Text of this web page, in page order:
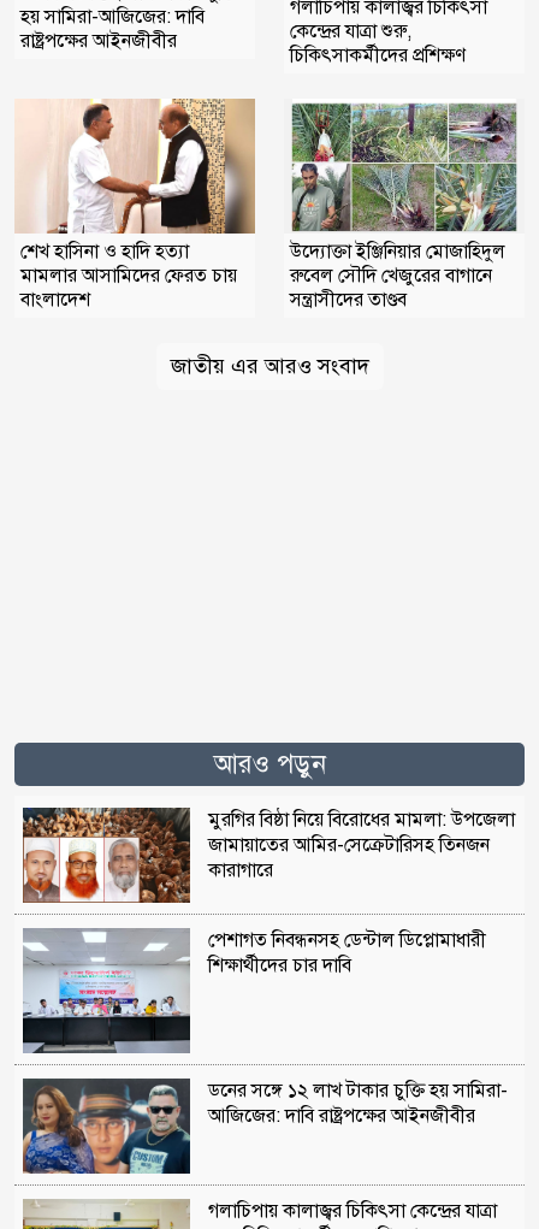
হয় সামিরা-আজিজের: দাবি
রাষ্ট্রপক্ষের আইনজীবীর
গলাচিপায় কালাজ্বর চিকিৎসা
কেন্দ্রের যাত্রা শুরু,
চিকিৎসাকর্মীদের প্রশিক্ষণ
শেখ হাসিনা ও হাদি হত্যা
মামলার আসামিদের ফেরত চায়
বাংলাদেশ
উদ্যোক্তা ইঞ্জিনিয়ার মোজাহিদুল
রুবেল সৌদি খেজুরের বাগানে
সন্ত্রাসীদের তাণ্ডব
জাতীয় এর আরও সংবাদ
আরও পড়ুন
মুরগির বিষ্ঠা নিয়ে বিরোধের মামলা: উপজেলা
জামায়াতের আমির-সেক্রেটারিসহ তিনজন
কারাগারে
পেশাগত নিবন্ধনসহ ডেন্টাল ডিপ্লোমাধারী
শিক্ষার্থীদের চার দাবি
ডনের সঙ্গে ১২ লাখ টাকার চুক্তি হয় সামিরা-
আজিজের: দাবি রাষ্ট্রপক্ষের আইনজীবীর
গলাচিপায় কালাজ্বর চিকিৎসা কেন্দ্রের যাত্রা